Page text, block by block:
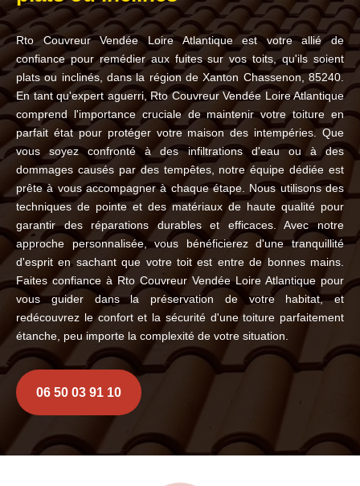
Rto Couvreur Vendée Loire Atlantique est votre allié de
confiance pour remédier aux fuites sur vos toits, qu'ils soient
plats ou inclinés, dans la région de Xanton Chassenon, 85240.
En tant qu'expert aguerri, Rto Couvreur Vendée Loire Atlantique
comprend l'importance cruciale de maintenir votre toiture en
parfait état pour protéger votre maison des intempéries. Que
vous soyez confronté à des infiltrations d'eau ou à des
dommages causés par des tempêtes, notre équipe dédiée est
prête à vous accompagner à chaque étape. Nous utilisons des
techniques de pointe et des matériaux de haute qualité pour
garantir des réparations durables et efficaces. Avec notre
approche personnalisée, vous bénéficierez d'une tranquillité
d'esprit en sachant que votre toit est entre de bonnes mains.
Faites confiance à Rto Couvreur Vendée Loire Atlantique pour
vous guider dans la préservation de votre habitat, et
redécouvrez le confort et la sécurité d'une toiture parfaitement
étanche, peu importe la complexité de votre situation.
06 50 03 91 10